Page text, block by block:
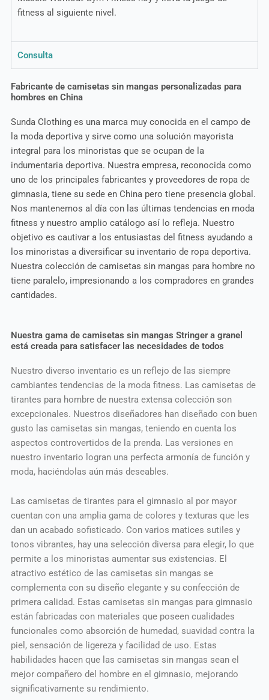
fitness al siguiente nivel.
Consulta
Fabricante de camisetas sin mangas personalizadas para
hombres en China
Sunda Clothing es una marca muy conocida en el campo de
la moda deportiva y sirve como una solución mayorista
integral para los minoristas que se ocupan de la
indumentaria deportiva. Nuestra empresa, reconocida como
uno de los principales fabricantes y proveedores de ropa de
gimnasia, tiene su sede en China pero tiene presencia global.
Nos mantenemos al día con las últimas tendencias en moda
fitness y nuestro amplio catálogo así lo refleja. Nuestro
objetivo es cautivar a los entusiastas del fitness ayudando a
los minoristas a diversificar su inventario de ropa deportiva.
Nuestra colección de camisetas sin mangas para hombre no
tiene paralelo, impresionando a los compradores en grandes
cantidades.
Nuestra gama de camisetas sin mangas Stringer a granel
está creada para satisfacer las necesidades de todos
Nuestro diverso inventario es un reflejo de las siempre
cambiantes tendencias de la moda fitness. Las camisetas de
tirantes para hombre de nuestra extensa colección son
excepcionales. Nuestros diseñadores han diseñado con buen
gusto las camisetas sin mangas, teniendo en cuenta los
aspectos controvertidos de la prenda. Las versiones en
nuestro inventario logran una perfecta armonía de función y
moda, haciéndolas aún más deseables.
Las camisetas de tirantes para el gimnasio al por mayor
cuentan con una amplia gama de colores y texturas que les
dan un acabado sofisticado. Con varios matices sutiles y
tonos vibrantes, hay una selección diversa para elegir, lo que
permite a los minoristas aumentar sus existencias. El
atractivo estético de las camisetas sin mangas se
complementa con su diseño elegante y su confección de
primera calidad. Estas camisetas sin mangas para gimnasio
están fabricadas con materiales que poseen cualidades
funcionales como absorción de humedad, suavidad contra la
piel, sensación de ligereza y facilidad de uso. Estas
habilidades hacen que las camisetas sin mangas sean el
mejor compañero del hombre en el gimnasio, mejorando
significativamente su rendimiento.